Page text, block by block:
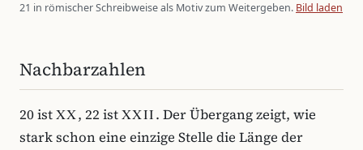
21 in römischer Schreibweise als Motiv zum Weitergeben. Bild laden
Nachbarzahlen
20 istXX, 22 istXXII. Der Übergang zeigt, wie
stark schon eine einzige Stelle die Länge der